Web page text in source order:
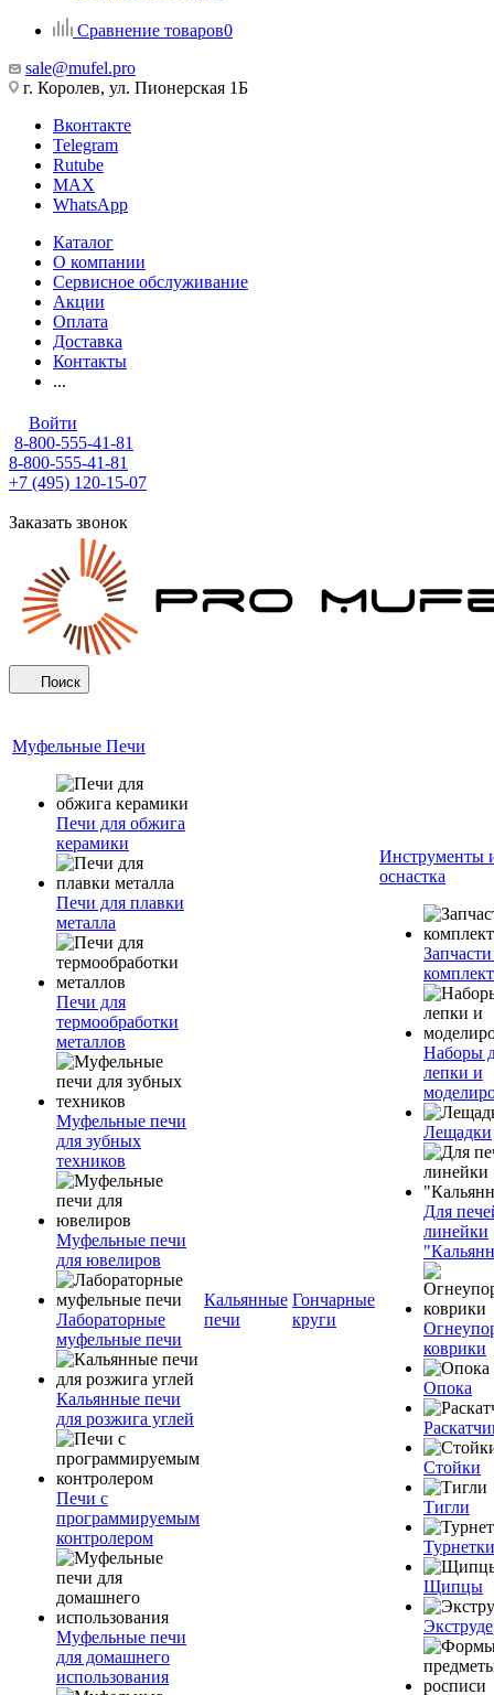
Сравнение товаров0
sale@mufel.pro
г. Королев, ул. Пионерская 1Б
Вконтакте
Telegram
Rutube
MAX
WhatsApp
Каталог
О компании
Сервисное обслуживание
Акции
Оплата
Доставка
Контакты
...
Войти
8-800-555-41-81
8-800-555-41-81
+7 (495) 120-15-07
Заказать звонок
Поиск
Муфельные Печи
Печи для обжига
керамики
Печи для плавки
металла
Печи для
термообработки
металлов
Муфельные печи
для зубных
техников
Муфельные печи
для ювелиров
Лабораторные
муфельные печи
Кальянные печи
для розжига углей
Печи с
программируемым
контролером
Муфельные печи
для домашнего
использования
Кальянные
печи
Гончарные
круги
Инструменты
оснастка
Наборы
лепки и
Лещадки
Для
линейки
коврики
Опока
Стойки
Тигли
Турнетки
Щипцы